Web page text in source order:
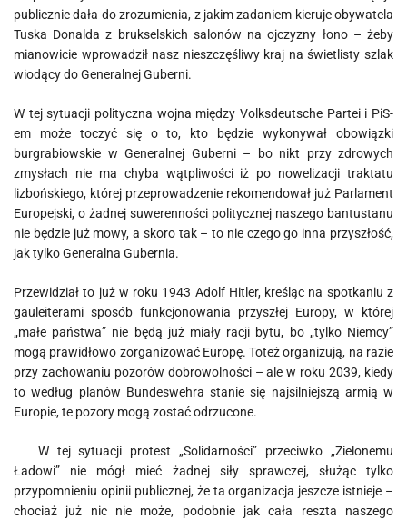
publicznie dała do zrozumienia, z jakim zadaniem kieruje obywatela
Tuska Donalda z brukselskich salonów na ojczyzny łono – żeby
mianowicie wprowadził nasz nieszczęśliwy kraj na świetlisty szlak
wiodący do Generalnej Guberni.
W tej sytuacji polityczna wojna między Volksdeutsche Partei i PiS-
em może toczyć się o to, kto będzie wykonywał obowiązki
burgrabiowskie w Generalnej Guberni – bo nikt przy zdrowych
zmysłach nie ma chyba wątpliwości iż po nowelizacji traktatu
lizbońskiego, której przeprowadzenie rekomendował już Parlament
Europejski, o żadnej suwerenności politycznej naszego bantustanu
nie będzie już mowy, a skoro tak – to nie czego go inna przyszłość,
jak tylko Generalna Gubernia.
Przewidział to już w roku 1943 Adolf Hitler, kreśląc na spotkaniu z
gauleiterami sposób funkcjonowania przyszłej Europy, w której
„małe państwa” nie będą już miały racji bytu, bo „tylko Niemcy”
mogą prawidłowo zorganizować Europę. Toteż organizują, na razie
przy zachowaniu pozorów dobrowolności – ale w roku 2039, kiedy
to według planów Bundeswehra stanie się najsilniejszą armią w
Europie, te pozory mogą zostać odrzucone.
W tej sytuacji protest „Solidarności” przeciwko „Zielonemu
Ładowi” nie mógł mieć żadnej siły sprawczej, służąc tylko
przypomnieniu opinii publicznej, że ta organizacja jeszcze istnieje –
chociaż już nic nie może, podobnie jak cała reszta naszego